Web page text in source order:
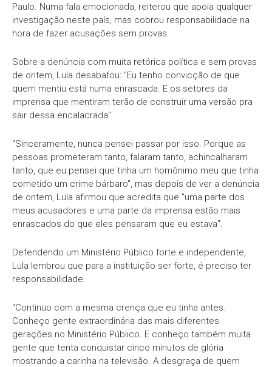
Paulo. Numa fala emocionada, reiterou que apoia qualquer
investigação neste país, mas cobrou responsabilidade na
hora de fazer acusações sem provas.
Sobre a denúncia com muita retórica política e sem provas
de ontem, Lula desabafou: "Eu tenho convicção de que
quem mentiu está numa enrascada. E os setores da
imprensa que mentiram terão de construir uma versão pra
sair dessa encalacrada"
"Sinceramente, nunca pensei passar por isso. Porque as
pessoas prometeram tanto, falaram tanto, achincalharam
tanto, que eu pensei que tinha um homônimo meu que tinha
cometido um crime bárbaro", mas depois de ver a denúncia
de ontem, Lula afirmou que acredita que "uma parte dos
meus acusadores e uma parte da imprensa estão mais
enrascados do que eles pensaram que eu estava".
Defendendo um Ministério Público forte e independente,
Lula lembrou que para a instituição ser forte, é preciso ter
responsabilidade.
"Continuo com a mesma crença que eu tinha antes.
Conheço gente extraordinária das mais diferentes
gerações no Ministério Público. E conheço também muita
gente que tenta conquistar cinco minutos de glória
mostrando a carinha na televisão. A desgraça de quem